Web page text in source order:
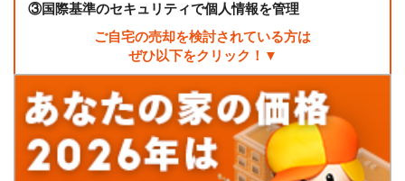
③国際基準のセキュリティで個人情報を管理
ご自宅の売却を検討されている方は
ぜひ以下をクリック！▼